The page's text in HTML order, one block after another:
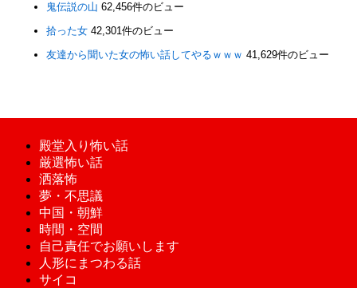
鬼伝説の山 62,456件のビュー
拾った女 42,301件のビュー
友達から聞いた女の怖い話してやるｗｗｗ 41,629件のビュー
殿堂入り怖い話
厳選怖い話
洒落怖
夢・不思議
中国・朝鮮
時間・空間
自己責任でお願いします
人形にまつわる話
サイコ